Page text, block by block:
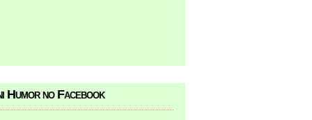
Humor no Facebook